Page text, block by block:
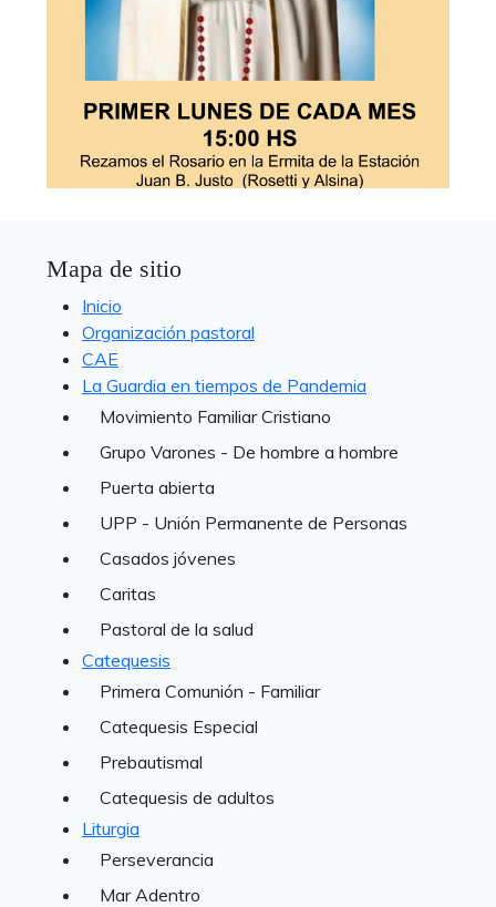
Mapa de sitio
Inicio
Organización pastoral
CAE
La Guardia en tiempos de Pandemia
Movimiento Familiar Cristiano
Grupo Varones - De hombre a hombre
Puerta abierta
UPP - Unión Permanente de Personas
Casados jóvenes
Caritas
Pastoral de la salud
Catequesis
Primera Comunión - Familiar
Catequesis Especial
Prebautismal
Catequesis de adultos
Liturgia
Perseverancia
Mar Adentro